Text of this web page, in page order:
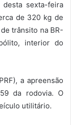
sexta-feira
de 320 kg de
trânsito na BR-
interior do
a apreensão
da rodovia. O
utilitário.